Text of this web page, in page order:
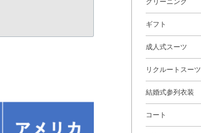
ギフト
成人式スーツ
リクルートスーツ
結婚式参列衣装
コート